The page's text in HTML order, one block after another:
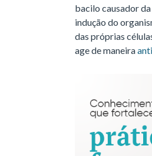
bacilo causador
indução do
das próprias
age de maneira